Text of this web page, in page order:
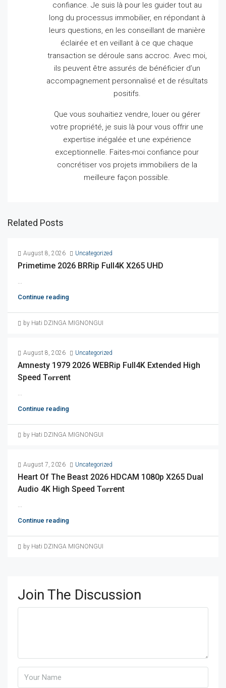
confiance. Je suis là pour les guider tout au
long du processus immobilier, en répondant à
leurs questions, en les conseillant de manière
éclairée et en veillant à ce que chaque
transaction se déroule sans accroc. Avec moi,
ils peuvent être assurés de bénéficier d’un
accompagnement personnalisé et de résultats
positifs.
Que vous souhaitiez vendre, louer ou gérer
votre propriété, je suis là pour vous offrir une
expertise inégalée et une expérience
exceptionnelle. Faites-moi confiance pour
concrétiser vos projets immobiliers de la
meilleure façon possible.
Related Posts
August 8, 2026 Uncategorized
Primetime 2026 BRRip Full4K X265 UHD
...
Continue reading
by Hati DZINGA MIGNONGUI
August 8, 2026 Uncategorized
Amnesty 1979 2026 WEBRip Full4K Extended High
Speed T𝐨𝐫𝐫ent
...
Continue reading
by Hati DZINGA MIGNONGUI
August 7, 2026 Uncategorized
Heart Of The Beast 2026 HDCAM 1080p X265 Dual
Audio 4K High Speed T𝐨𝐫𝐫ent
...
Continue reading
by Hati DZINGA MIGNONGUI
Join The Discussion